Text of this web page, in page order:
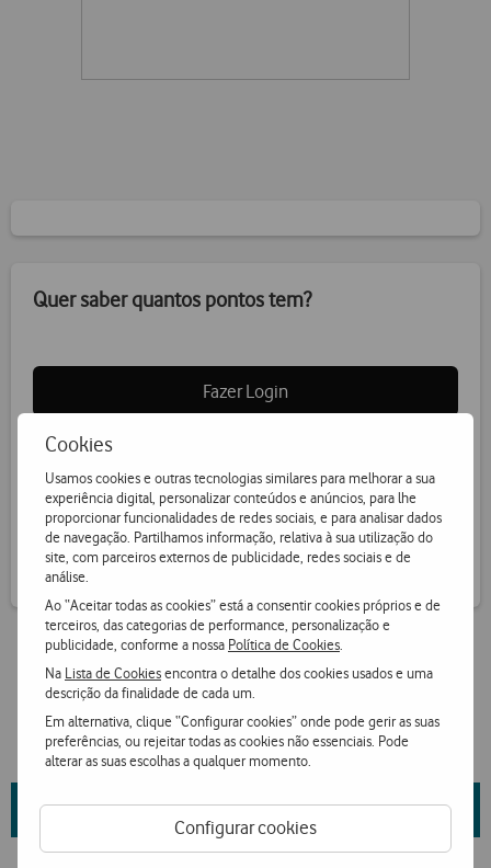
Cookies
Usamos cookies e outras tecnologias similares para melhorar a sua
experiência digital, personalizar conteúdos e anúncios, para lhe
proporcionar funcionalidades de redes sociais, e para analisar dados
de navegação. Partilhamos informação, relativa à sua utilização do
site, com parceiros externos de publicidade, redes sociais e de
análise.
Ao “Aceitar todas as cookies” está a consentir cookies próprios e de
terceiros, das categorias de performance, personalização e
publicidade, conforme a nossa Política de Cookies
Na Lista de Cookiesencontra o detalhe dos cookies usados e uma
descrição da finalidade de cada um.
Em alternativa, clique “Configurar cookies” onde pode gerir as suas
preferências, ou rejeitar todas as cookies não essenciais. Pode
alterar as suas escolhas a qualquer momento.
Configurar cookies
Quer saber quantos pontos tem?
Fazer Login
Receba informação de pontos por SMS
Saiba mais sobre as propriedades da marca e fornecedoraqui.